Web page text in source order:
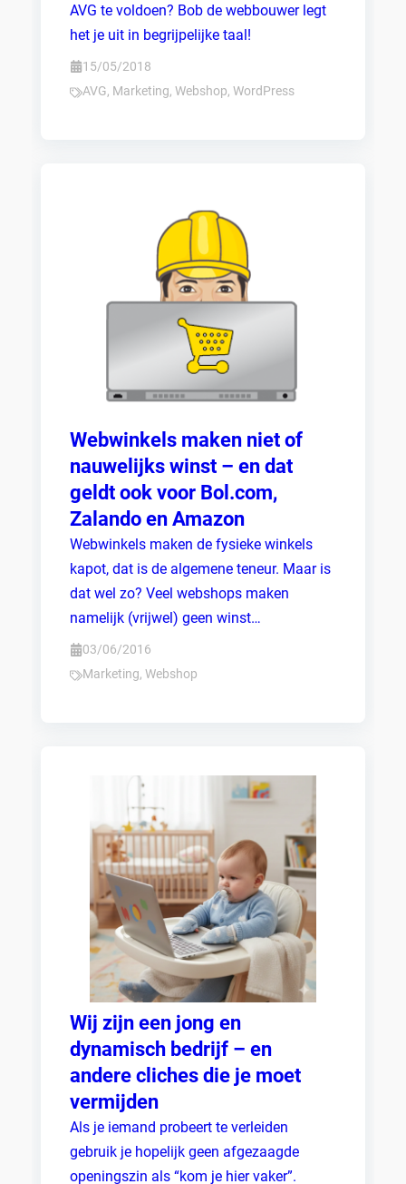
AVG te voldoen? Bob de webbouwer legt
het je uit in begrijpelijke taal!
15/05/2018
AVG, Marketing,Webshop,WordPress
Webwinkels maken niet of
nauwelijks winst – en dat
geldt ook voor Bol.com,
Zalando en Amazon
Webwinkels maken de fysieke winkels
kapot, dat is de algemene teneur. Maar is
dat wel zo? Veel webshops maken
namelijk (vrijwel) geen winst…
03/06/2016
Marketing,Webshop
Wij zijn een jong en
dynamisch bedrijf – en
andere cliches die je moet
vermijden
Als je iemand probeert te verleiden
gebruik je hopelijk geen afgezaagde
openingszin als “kom je hier vaker”.